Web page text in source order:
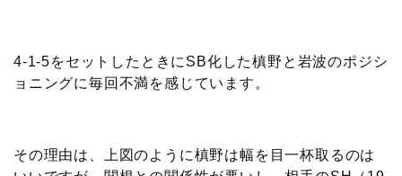
4-1-5をセットしたときにSB化した槙野と岩波のポジシ
ョニングに毎回不満を感じています。
その理由は、上図のように槙野は幅を目一杯取るのは